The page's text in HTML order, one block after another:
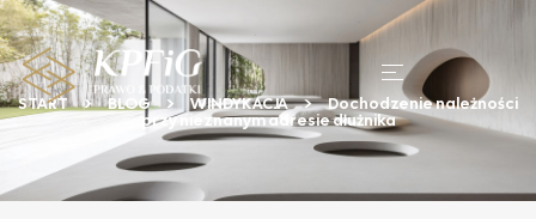
START BLOG WINDYKACJA
Dochodzenie należności
przy nieznanym adresie dłużnika